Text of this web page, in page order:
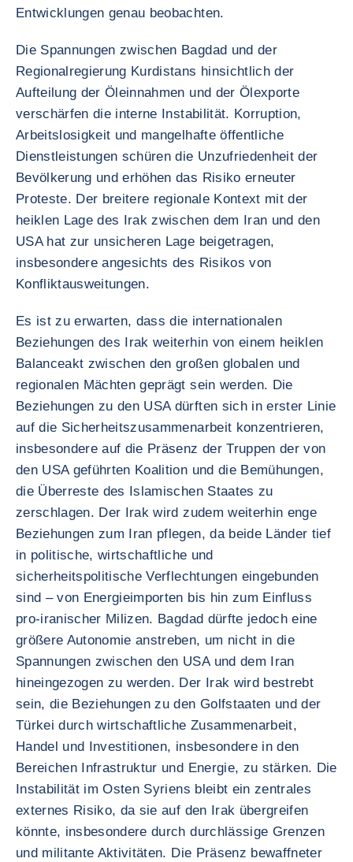
Entwicklungen genau beobachten.
Die Spannungen zwischen Bagdad und der
Regionalregierung Kurdistans hinsichtlich der
Aufteilung der Öleinnahmen und der Ölexporte
verschärfen die interne Instabilität. Korruption,
Arbeitslosigkeit und mangelhafte öffentliche
Dienstleistungen schüren die Unzufriedenheit der
Bevölkerung und erhöhen das Risiko erneuter
Proteste. Der breitere regionale Kontext mit der
heiklen Lage des Irak zwischen dem Iran und den
USA hat zur unsicheren Lage beigetragen,
insbesondere angesichts des Risikos von
Konfliktausweitungen.
Es ist zu erwarten, dass die internationalen
Beziehungen des Irak weiterhin von einem heiklen
Balanceakt zwischen den großen globalen und
regionalen Mächten geprägt sein werden. Die
Beziehungen zu den USA dürften sich in erster Linie
auf die Sicherheitszusammenarbeit konzentrieren,
insbesondere auf die Präsenz der Truppen der von
den USA geführten Koalition und die Bemühungen,
die Überreste des Islamischen Staates zu
zerschlagen. Der Irak wird zudem weiterhin enge
Beziehungen zum Iran pflegen, da beide Länder tief
in politische, wirtschaftliche und
sicherheitspolitische Verflechtungen eingebunden
sind – von Energieimporten bis hin zum Einfluss
pro-iranischer Milizen. Bagdad dürfte jedoch eine
größere Autonomie anstreben, um nicht in die
Spannungen zwischen den USA und dem Iran
hineingezogen zu werden. Der Irak wird bestrebt
sein, die Beziehungen zu den Golfstaaten und der
Türkei durch wirtschaftliche Zusammenarbeit,
Handel und Investitionen, insbesondere in den
Bereichen Infrastruktur und Energie, zu stärken. Die
Instabilität im Osten Syriens bleibt ein zentrales
externes Risiko, da sie auf den Irak übergreifen
könnte, insbesondere durch durchlässige Grenzen
und militante Aktivitäten. Die Präsenz bewaffneter